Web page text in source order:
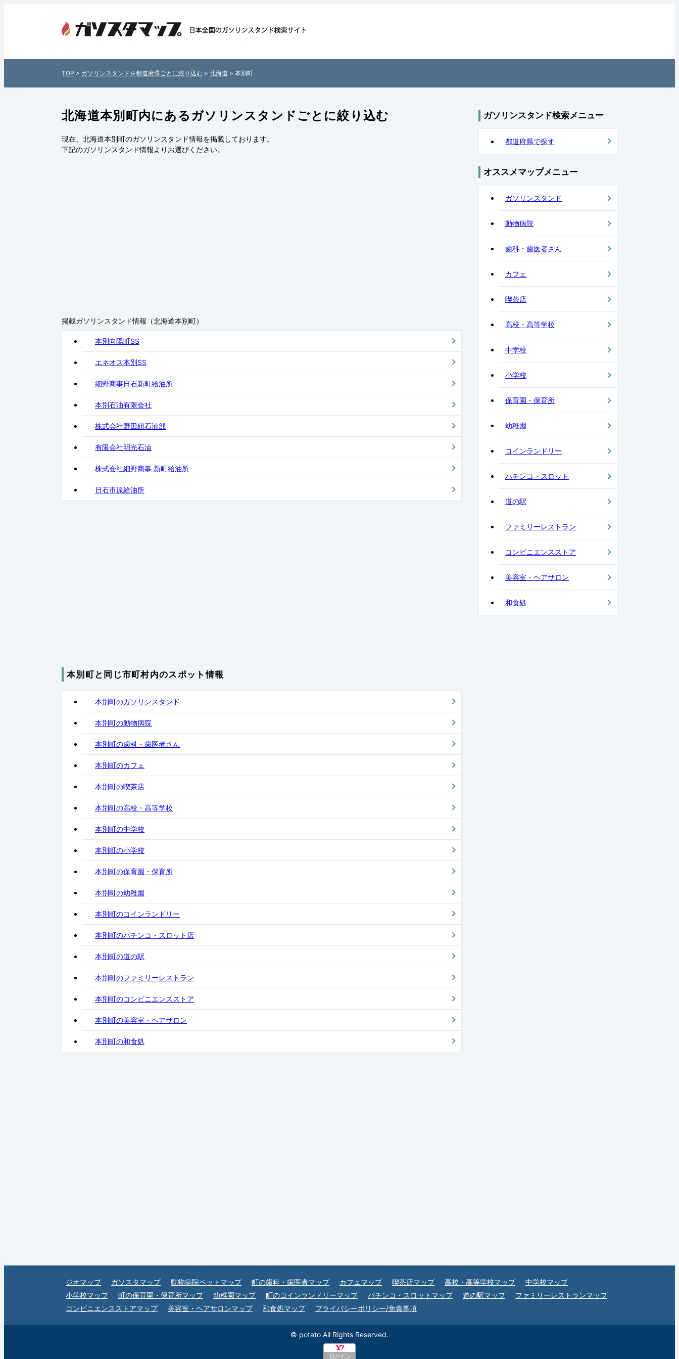
国各地のガソリンスタンドを住所付きでご紹介！
日本全国のガソリンスタンド検索サイト「ガソス
タマップ」
TOP > ガソリンスタンドを都道府県ごとに絞り込む > 北海道 > 本別町
北海道本別町内にあるガソリンスタンドごとに絞り込む
現在、北海道本別町のガソリンスタンド情報を掲載しております。
下記のガソリンスタンド情報よりお選びください。
掲載ガソリンスタンド情報（北海道本別町）
本別向陽町SS
エネオス本別SS
細野商事日石新町給油所
本別石油有限会社
株式会社野田組石油部
有限会社明光石油
株式会社細野商事 新町給油所
日石市原給油所
本別町と同じ市町村内のスポット情報
本別町のガソリンスタンド
本別町の動物病院
本別町の歯科・歯医者さん
本別町のカフェ
本別町の喫茶店
本別町の高校・高等学校
本別町の中学校
本別町の小学校
本別町の保育園・保育所
本別町の幼稚園
本別町のコインランドリー
本別町のパチンコ・スロット店
本別町の道の駅
本別町のファミリーレストラン
本別町のコンビニエンスストア
本別町の美容室・ヘアサロン
本別町の和食処
ガソリンスタンド検索メニュー
都道府県で探す
オススメマップメニュー
ガソリンスタンド
動物病院
歯科・歯医者さん
カフェ
喫茶店
高校・高等学校
中学校
小学校
保育園・保育所
幼稚園
コインランドリー
パチンコ・スロット
道の駅
ファミリーレストラン
コンビニエンスストア
美容室・ヘアサロン
和食処
ジオマップ ガソスタマップ 動物病院ペットマップ 町の歯科・歯医者マップ カフェマップ 喫茶店マップ 高校・高等学校マップ
中学校マップ
小学校マップ
町の保育園・保育所マップ 幼稚園マップ 町のコインランドリーマップ パチンコ・スロットマップ 道の駅マップ
ファミリーレストランマップ
コンビニエンスストアマップ
美容室・ヘアサロンマップ 和食処マップ プライバシーポリシー/免責事項
© potato All Rights Reserved.